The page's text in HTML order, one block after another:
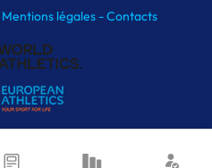
Mentions légales -Contacts